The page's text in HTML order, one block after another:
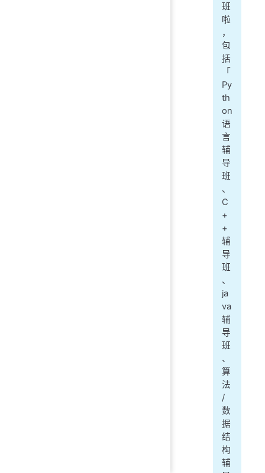
班
啦
，
包
括
「
Py
th
on
语
言
辅
导
班
、
C
+
+
辅
导
班
、
ja
va
辅
导
班
、
算
法
/
数
据
结
构
辅